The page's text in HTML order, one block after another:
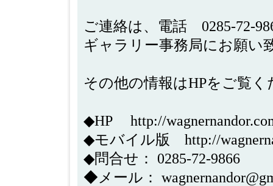
ご連絡は、電話 0285-72-
ギャラリー事務局にお願い
その他の情報はHPをご覧く
◆HP http://
◆モバイル版 http://
◆問合せ： 0285-72-9866
◆メール：